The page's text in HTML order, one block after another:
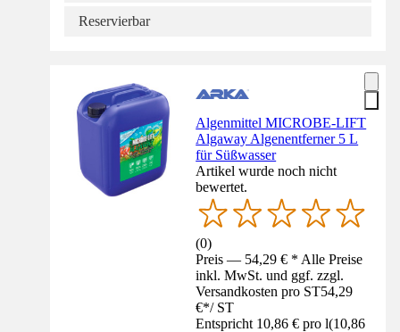
Reservierbar
Algenmittel MICROBE-LIFT
Algaway Algenentferner 5 L
für Süßwasser
Artikel wurde noch nicht
bewertet.
(0)
Preis — 54,29 € * Alle Preise
inkl. MwSt. und ggf. zzgl.
Versandkosten pro ST54,29
€*/ ST
Entspricht 10,86 € pro l(10,86